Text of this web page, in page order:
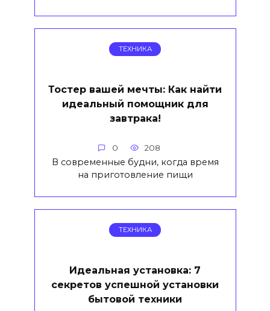
ТЕХНИКА
Тостер вашей мечты: Как найти
идеальный помощник для
завтрака!
0 208
В современные будни, когда время
на приготовление пищи
ТЕХНИКА
Идеальная установка: 7
секретов успешной установки
бытовой техники